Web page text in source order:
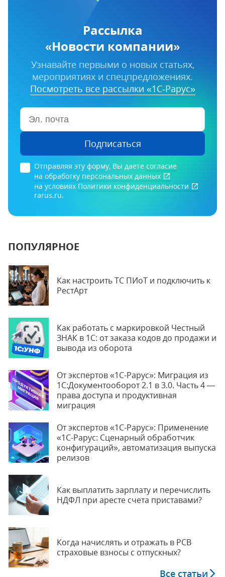
Рассылка
«Новости компании»
Узнавайте первыми о новых статьях,
мероприятиях и спецпредложениях.
Посмотреть все рассылки «1С‑Рарус»
Подписаться
Отправляя эту форму, Вы даете согласие
на обработку персональных данных
на условиях Политики конфиденциальности
rarus.ru.
ПОПУЛЯРНОЕ
Как настроить ТС ПИоТ и подключить к
РестАрт
Как работать с маркировкой Честный
ЗНАК в 1С: от заказа кодов до продажи и
вывода из оборота
От экспертов «1С-Рарус»: Миграция из
1С:Документооборот 2.1 в 3.0. Часть 4 —
права доступа и продуктивная
миграция
От экспертов «1С-Рарус»: Применение
«1С-Рарус: Сценарный обработчик
конфигураций», автоматизация выпуска
релизов
Как выплатить зарплату и перечислить
НДФЛ при аресте счета приставами?
Когда начислять и отражать в РСВ
страховые взносы с отпускных?
Все статьи